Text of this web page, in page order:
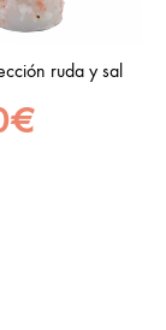
ruda y sal
€